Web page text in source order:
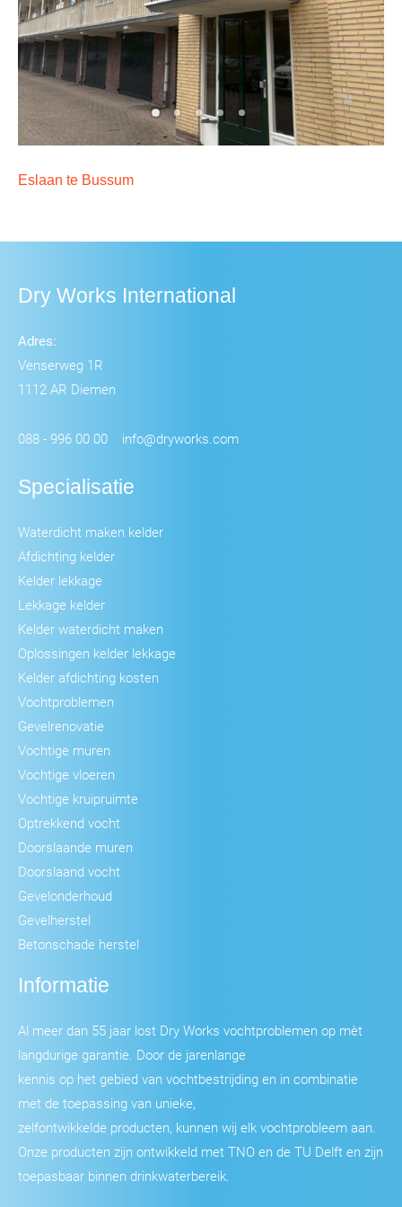
Eslaan te Bussum
Dry Works International
Adres:
Venserweg 1R
1112 AR Diemen
088 - 996 00 00 info@dryworks.com
Specialisatie
Waterdicht maken kelder
Afdichting kelder
Kelder lekkage
Lekkage kelder
Kelder waterdicht maken
Oplossingen kelder lekkage
Kelder afdichting kosten
Vochtproblemen
Gevelrenovatie
Vochtige muren
Vochtige vloeren
Vochtige kruipruimte
Optrekkend vocht
Doorslaande muren
Doorslaand vocht
Gevelonderhoud
Gevelherstel
Betonschade herstel
Informatie
Al meer dan 55 jaar lost Dry Works vochtproblemen op mèt
langdurige garantie. Door de jarenlange
kennis op het gebied van vochtbestrijding en in combinatie
met de toepassing van unieke,
zelfontwikkelde producten, kunnen wij elk vochtprobleem aan.
Onze producten zijn ontwikkeld met TNO en de TU Delft en zijn
toepasbaar binnen drinkwaterbereik.